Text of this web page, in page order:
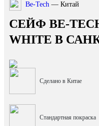
Be-Tech — Китай
СЕЙФ BE-
WHITE В
Сделано в Китае
Стандартная покраска